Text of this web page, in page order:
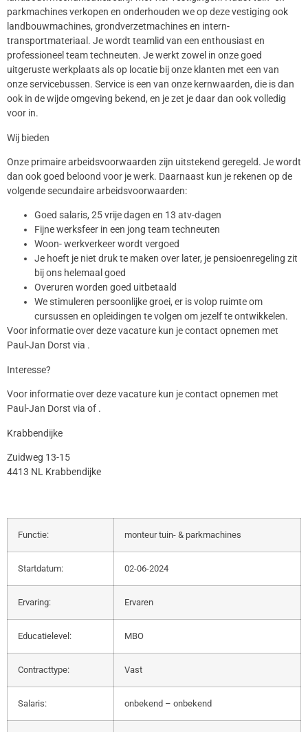
parkmachines verkopen en onderhouden we op deze vestiging ook
landbouwmachines, grondverzetmachines en intern-
transportmateriaal. Je wordt teamlid van een enthousiast en
professioneel team techneuten. Je werkt zowel in onze goed
uitgeruste werkplaats als op locatie bij onze klanten met een van
onze servicebussen. Service is een van onze kernwaarden, die is dan
ook in de wijde omgeving bekend, en je zet je daar dan ook volledig
voor in.
Wij bieden
Onze primaire arbeidsvoorwaarden zijn uitstekend geregeld. Je wordt
dan ook goed beloond voor je werk. Daarnaast kun je rekenen op de
volgende secundaire arbeidsvoorwaarden:
Goed salaris, 25 vrije dagen en 13 atv-dagen
Fijne werksfeer in een jong team techneuten
Woon- werkverkeer wordt vergoed
Je hoeft je niet druk te maken over later, je pensioenregeling zit
bij ons helemaal goed
Overuren worden goed uitbetaald
We stimuleren persoonlijke groei, er is volop ruimte om
cursussen en opleidingen te volgen om jezelf te ontwikkelen.
Voor informatie over deze vacature kun je contact opnemen met
Paul-Jan Dorst via .
Interesse?
Voor informatie over deze vacature kun je contact opnemen met
Paul-Jan Dorst via of .
Krabbendijke
Zuidweg 13-15
4413 NL Krabbendijke
Functie: monteur tuin- & parkmachines
Startdatum: 02-06-2024
Ervaring: Ervaren
Educatielevel: MBO
Contracttype: Vast
Salaris: onbekend – onbekend